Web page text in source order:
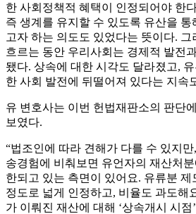
한 사회정책적 혜택이 인정되어야 한
즉 생계를 유지할 수 있도록 유산을
고자 하는 의도도 있었다는 뜻이다. 그
흐르는 동안 우리사회는 경제적 발전
됐다. 상속에 대한 시각도 달라졌고,
한 사회 발전에 뒤떨어져 있다는 지속
유 변호사는 이번 헌법재판소의 판단
보였다.
“법조인에 따라 견해가 다를 수 있지
송경험에 비춰보면 유언자의 재산처
한되고 있는 측면이 있어요. 유류분
정도로 넓게 인정하고, 비율도 과도해
가 이뤄진 재산에 대해 ‘상속개시 시